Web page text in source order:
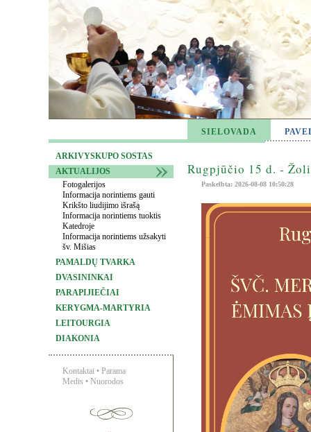
SIELOVADA
ARKIVYSKUPO SOSTAS
AKTUALIJOS
Fotogalerijos
Informacija norintiems gauti
Krikšto liudijimo išrašą
Informacija norintiems tuoktis
Katedroje
Informacija norintiems užsakyti
šv. Mišias
PAMALDŲ TVARKA
DVASININKAI
PARAPIJIEČIAI
KERYGMA-MARTYRIA
LEITOURGIA
DIAKONIA
Kontaktai • Parama
Medis • Nuorodos
Rugpjūčio 15 d. -
Paskelbta: 2026-08-08 10:50:28